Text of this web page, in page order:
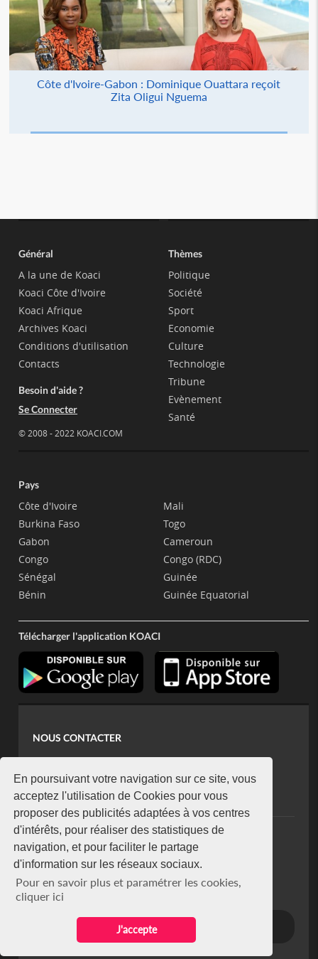
En poursuivant votre navigation sur ce site, vous
acceptez l'utilisation de Cookies pour vous
proposer des publicités adaptées à vos centres
d'intérêts, pour réaliser des statistiques de
navigation, et pour faciliter le partage
d'information sur les réseaux sociaux.
Pour en savoir plus et paramétrer les cookies,
cliquer ici
J'accepte
Côte d'Ivoire-Gabon : Dominique Ouattara reçoit
Zita Oligui Nguema
Général
A la une de Koaci
Koaci Côte d'Ivoire
Koaci Afrique
Archives Koaci
Conditions d'utilisation
Contacts
Besoin d'aide ?
Se Connecter
© 2008 - 2022 KOACI.COM
Thèmes
Politique
Société
Sport
Economie
Culture
Technologie
Tribune
Evènement
Santé
Pays
Côte d'Ivoire
Burkina Faso
Gabon
Congo
Sénégal
Bénin
Mali
Togo
Cameroun
Congo (RDC)
Guinée
Guinée Equatorial
Télécharger l'application KOACI
NOUS CONTACTER
koaci@yahoo.fr
+225 07 08 85 52 93
NEWSLETTER
Restez connecté via notre newsletter
S'abonner
Se désabonner